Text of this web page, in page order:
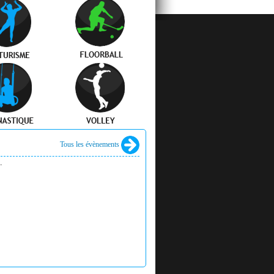
Tous les évènements